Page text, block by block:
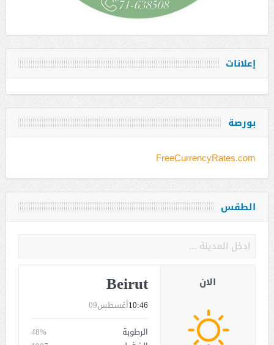
إعلانات
بورصة
FreeCurrencyRates.com
الطقس
Beirut
أغسطس0910:46
الرطوبة
48%
الان